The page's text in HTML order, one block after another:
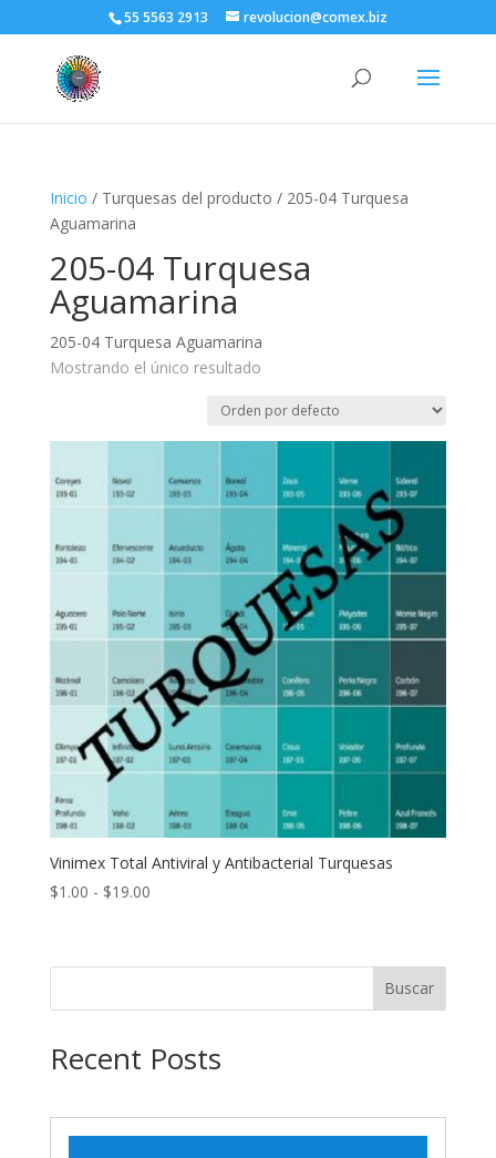
55 5563 2913 revolucion@comex.biz
Inicio / Turquesas del producto / 205-04 Turquesa
Aguamarina
205-04 Turquesa
Aguamarina
205-04 Turquesa Aguamarina
Mostrando el único resultado
Vinimex Total Antiviral y Antibacterial Turquesas
$1.00 - $19.00Rango
desde
Buscar
Recent Posts